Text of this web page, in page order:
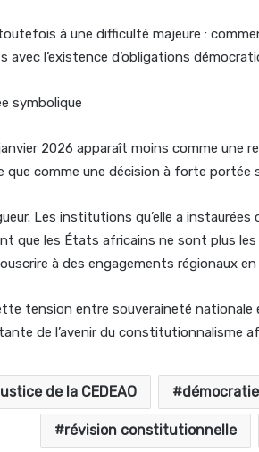
à une difficulté majeure :
l’existence d’obligations
symbolique
2026 apparaît moins comme une
comme une décision à forte portée
Les institutions qu’elle a
que les États africains ne sont plus
à des engagements régionaux
tension entre souveraineté nationale
de l’avenir du constitutionnalisme
de la CEDEAO démocratie
révision constitutionnelle